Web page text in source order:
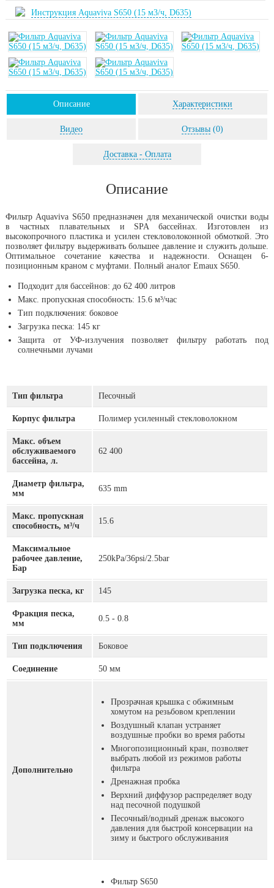
Инструкция Aquaviva S650 (15 м3/ч, D635)
Описание Характеристики
Видео Отзывы (0)
Доставка - Оплата
Описание
Фильтр Aquaviva S650 предназначен для механической очистки воды
в частных плавательных и SPA бассейнах. Изготовлен из
высокопрочного пластика и усилен стекловолоконной обмоткой. Это
позволяет фильтру выдерживать большее давление и служить дольше.
Оптимальное сочетание качества и надежности. Оснащен 6-
позиционным краном с муфтами. Полный аналог Emaux S650.
Подходит для бассейнов: до 62 400 литров
Макс. пропускная способность: 15.6 м³/час
Тип подключения: боковое
Загрузка песка: 145 кг
Защита от УФ-излучения позволяет фильтру работать под
солнечными лучами
Тип фильтра Песочный
Корпус фильтра Полимер усиленный стекловолокном
Макс. объем
обслуживаемого
бассейна, л.
62 400
Диаметр фильтра,
мм
635 mm
Макс. пропускная
способность, м³/ч
15.6
Максимальное
рабочее давление,
Бар
250kPa/36psi/2.5bar
Загрузка песка, кг 145
Фракция песка,
мм
0.5 - 0.8
Тип подключения Боковое
Соединение 50 мм
Дополнительно
Прозрачная крышка с обжимным
хомутом на резьбовом креплении
Воздушный клапан устраняет
воздушные пробки во время работы
Многопозиционный кран, позволяет
выбрать любой из режимов работы
фильтра
Дренажная пробка
Верхний диффузор распределяет воду
над песочной подушкой
Песочный/водный дренаж высокого
давления для быстрой консервации на
зиму и быстрого обслуживания
Фильтр S650